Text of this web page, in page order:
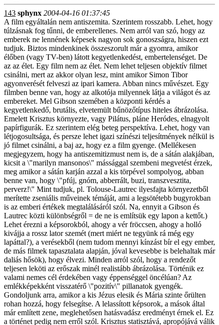
143 sphynx 2004-04-16 01:37:45
A film egyáltalán nem antiszemita. Szerintem rosszabb. Lehet, hogy
túlzásnak fog tűnni, de emberellenes. Nem arról van szó, hogy az
emberek ne lennének képesek nagyon sok gonoszságra, hiszen ezt
tudjuk. Biztos mindenkinek összeszorult már a gyomra, amikor
élőben (vagy TV-ben) látott kegyetlenkedést, embertelenséget. De
az az élet. Egy film nem az élet. Nem lehet teljesen objektív filmet
csinálni, mert az akkor olyan lesz, mint amikor Simon Tibor
agyonverését felveszi az ipari kamera. Abban nincs művészet. Egy
filmben benne van, hogy az alkotója milyennek látja a világot és az
embereket. Mel Gibson szemében a központi kérdés a
kegyetlenkedő, brutális, elvetemült bűnözőtípus hiteles ábrázolása.
Emelett Krisztus környezte, vagy Pilátus, pláne Heródes, elnagyolt
papírfigurák. Ez szerintem elég beteg perspektíva. Lehet, hogy van
létjogosultsága, és persze lehet igazi színészi teljesítmények nélkül is
jó filmet csinálni, a baj az, hogy ez a film gyenge. (Mellékesen
megjegyzem, hogy ha antiszemitizmust nem is, de a sátán alakjában,
kicsit a \"marilyn mansonos\" mássággal szembeni megvetést érzek,
meg amikor a sátán karján azzal a kis törpével sompolyog, abban
benne van, hogy \"pfúj, gnóm, abberrált, buzi, transzvesztita,
perverz!\" Mint tudjuk, pl. Tolouse-Lautrec ilyesfajta környezetből
merítette zseniális műveinek témáját, ami a legsötétebb bugyrokban
is az emberi értékek megtalálásáról szól. Na, ennyit a Gibson és
Lautrec közti különbségről = de ne is említsük egy lapon a kettőt.)
Lehet érezni a képsorokból, ahogy a vér fröccsen, ahogy a holló
kivájja a rossz lator szemét (mert miért ne tegyünk rá még egy
lapáttal?), a verésekből (nem tudom mennyi kínzást bír el egy ember,
de más filmek tapasztalata alapján, jóval kevesebbe is belehaltak már
daliás hősök), hogy élvezi. Minden arról szól, hogy a rendezőt
teljesen leköti az erőszak minél realistább ábrázolása. Történik ez
valami nemes cél érdekében vagy éppenséggel öncélúan? Az
emlékképekként visszatérő \"pozitív\" pillanatok gyengék.
Gondoljunk arra, amikor a kis Jézus elesik és Mária szinte őrülten
rohan hozzá, hogy felsegítse. A lelassított képsorok, a mások által
már említett zene, meglehetősen hatásvadász eredményt érnek el. Ez
a történet pedig nem erről szól. Krisztus statisztává, apropójává válik